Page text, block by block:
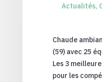
Actualités,
Chaude
(59) avec 25
Les 3
pour les